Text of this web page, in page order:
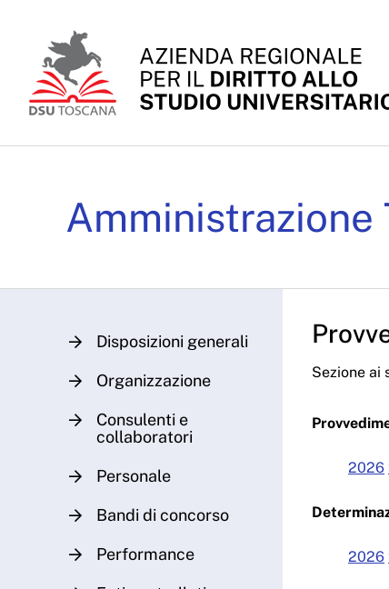
Amministrazione
Disposizioni generali
Organizzazione
Consulenti e
collaboratori
Personale
Bandi di concorso
Performance
Sezione ai
2026
2026